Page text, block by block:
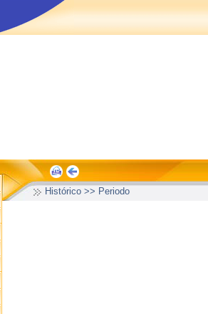
Histórico >> Periodo